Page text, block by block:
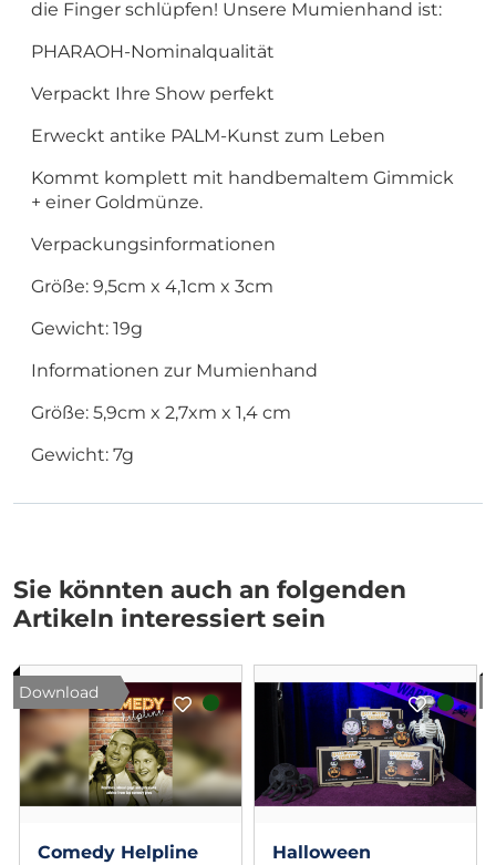
die Finger schlüpfen! Unsere Mumienhand ist:
PHARAOH-Nominalqualität
Verpackt Ihre Show perfekt
Erweckt antike PALM-Kunst zum Leben
Kommt komplett mit handbemaltem Gimmick
+ einer Goldmünze.
Verpackungsinformationen
Größe: 9,5cm x 4,1cm x 3cm
Gewicht: 19g
Informationen zur Mumienhand
Größe: 5,9cm x 2,7xm x 1,4 cm
Gewicht: 7g
Sie könnten auch an folgenden
Artikeln interessiert sein
Download
Comedy Helpline
Halloween